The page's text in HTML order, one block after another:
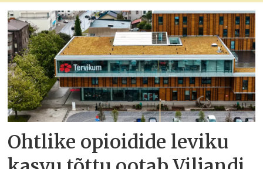
Ohtlike opioidide leviku